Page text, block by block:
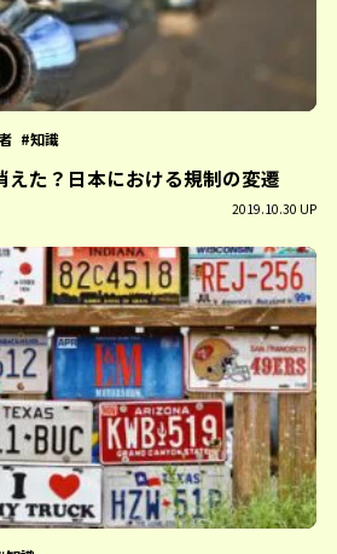
知識
えた？日本における規制の変遷
2019.10.30 UP